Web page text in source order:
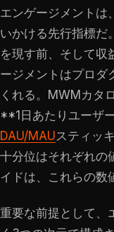
エンゲージメントは
いかける先行指標だ
を現す前、そして収
ージメントはプロダ
くれる。MWMカタ
**1日あたりユーザ
DAU/MAUスティッ
十分位はそれぞれの
イドは、これらの数
重要な前提として、